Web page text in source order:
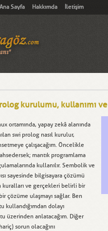
Ana Sayfa Hakkımda İletişim
kurulumu, kullanımı
ortamında, yapay zekâ alanında
swi prolog nasıl kurulur,
çalışacağım. Öncelikle
mantık programlama
kullanılır. Sembolik ve
sayesinde bilgisayara çözümü
kuralları ve gerçekleri belirli bir
çözüme ulaşmayı sağlar. Ben
kullandığımdan dolayı
üzerinden anlatacağım. Diğer
sorun olacağını